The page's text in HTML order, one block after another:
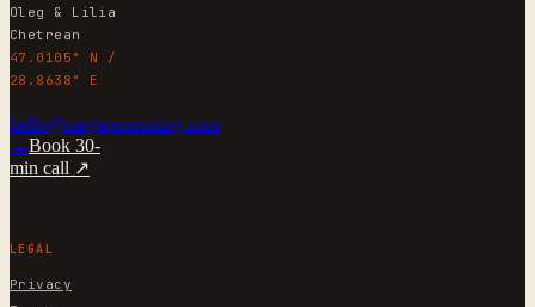
Oleg & Lilia
Chetrean
47.0105° N /
28.8638° E
hello@megapromoting.com
→Book 30-
min call ↗
LEGAL
Privacy